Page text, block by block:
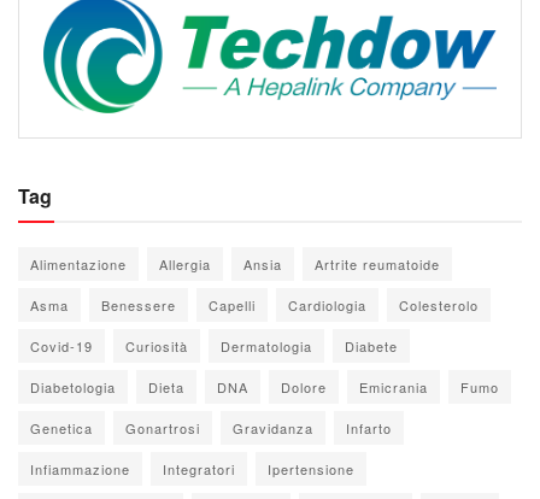
Tag
Alimentazione Allergia Ansia Artrite reumatoide
Asma Benessere Capelli Cardiologia Colesterolo
Covid-19 Curiosità Dermatologia Diabete
Diabetologia Dieta DNA Dolore Emicrania Fumo
Genetica Gonartrosi Gravidanza Infarto
Infiammazione Integratori Ipertensione